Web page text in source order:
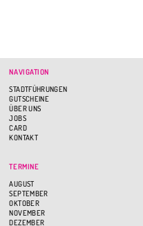
NAVIGATION
STADTFÜHRUNGEN
GUTSCHEINE
ÜBER UNS
JOBS
CARD
KONTAKT
TERMINE
AUGUST
SEPTEMBER
OKTOBER
NOVEMBER
DEZEMBER